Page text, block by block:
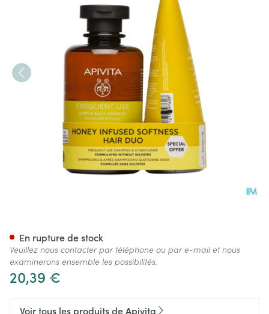
20,39 €
En rupture de stock
Veuillez nous contacter par téléphone ou par e-mail et nous
examinerons ensemble les possibilités.
Voir tous les produits de Apivita